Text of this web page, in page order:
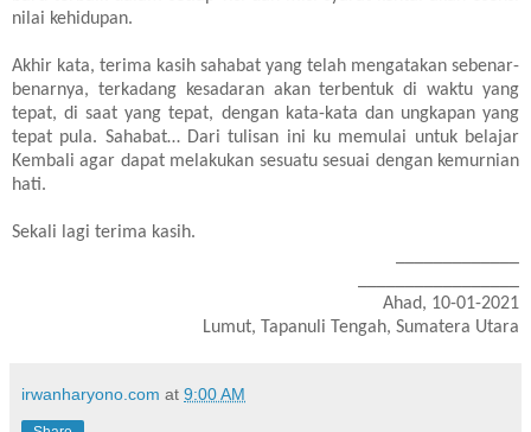
nilai kehidupan.
Akhir kata, terima kasih sahabat yang telah mengatakan sebenar-
benarnya, terkadang kesadaran akan terbentuk di waktu yang
tepat, di saat yang tepat, dengan kata-kata dan ungkapan yang
tepat pula. Sahabat… Dari tulisan ini ku memulai untuk belajar
Kembali agar dapat melakukan sesuatu sesuai dengan kemurnian
hati.
Sekali lagi terima kasih.
Ahad, 10-01-2021
Lumut, Tapanuli Tengah, Sumatera Utara
irwanharyono.com at 9:00 AM